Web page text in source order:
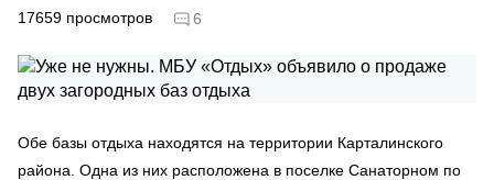
17659 просмотров 6
Обе базы отдыха находятся на территории Карталинского
района. Одна из них расположена в поселке Санаторном по